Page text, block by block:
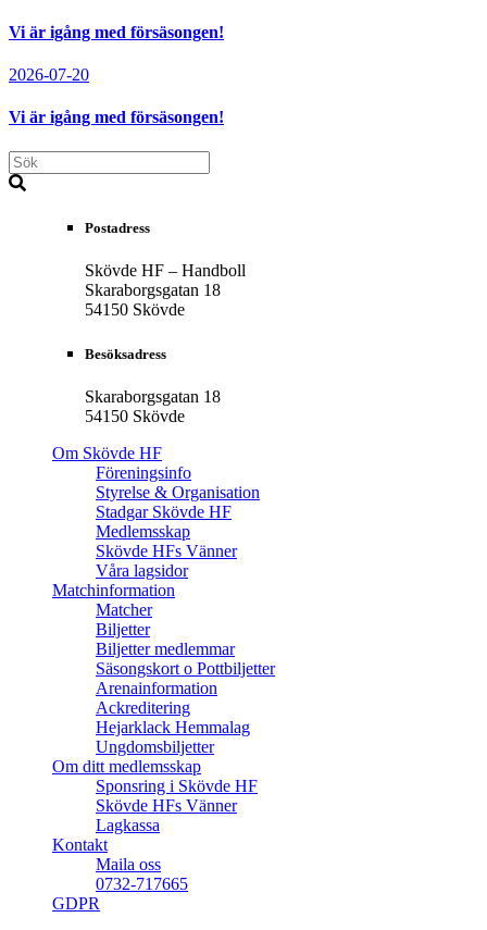
Vi är igång med försäsongen!
2026-07-20
Vi är igång med försäsongen!
Postadress
Skövde HF – Handboll
Skaraborgsgatan 18
54150 Skövde
Besöksadress
Skaraborgsgatan 18
54150 Skövde
Om Skövde HF
Föreningsinfo
Styrelse & Organisation
Stadgar Skövde HF
Medlemsskap
Skövde HFs Vänner
Våra lagsidor
Matchinformation
Matcher
Biljetter
Biljetter medlemmar
Säsongskort o Pottbiljetter
Arenainformation
Ackreditering
Hejarklack Hemmalag
Ungdomsbiljetter
Om ditt medlemsskap
Sponsring i Skövde HF
Skövde HFs Vänner
Lagkassa
Kontakt
Maila oss
0732-717665
GDPR